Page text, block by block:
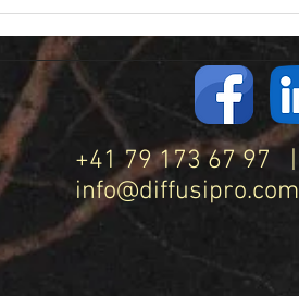
+41 79 173 67 97 |
info@diffusipro.com